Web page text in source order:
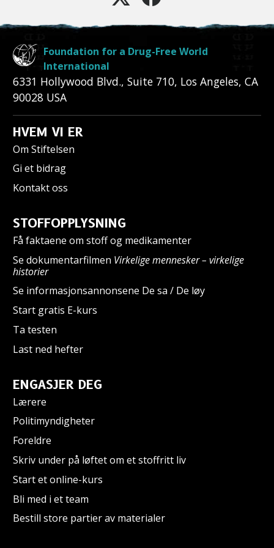
Foundation for a Drug-Free World
International
6331 Hollywood Blvd., Suite 710, Los Angeles, CA
90028 USA
HVEM VI ER
Om Stiftelsen
Gi et bidrag
Kontakt oss
STOFFOPPLYSNING
Få faktaene om stoff og medikamenter
Se dokumentarfilmen Virkelige mennesker – virkelige
historier
Se informasjonsannonsene De sa / De løy
Start gratis E-kurs
Ta testen
Last ned hefter
ENGASJER DEG
Lærere
Politimyndigheter
Foreldre
Skriv under på løftet om et stoffritt liv
Start et online-kurs
Bli med i et team
Bestill store partier av materialer